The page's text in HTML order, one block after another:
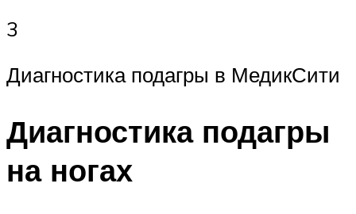
3
Диагностика подагры в МедикСити
Диагностика подагры
на ногах